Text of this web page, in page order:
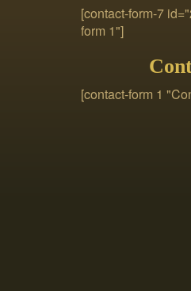
[contact-form-7
form 1"]
[contact-form 1